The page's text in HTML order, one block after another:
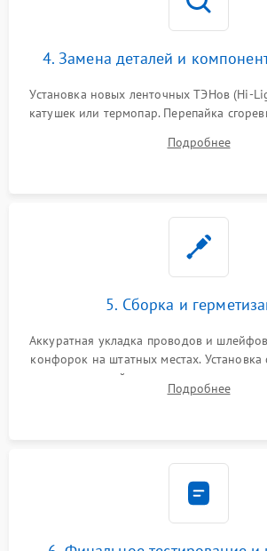
4. Замена деталей и
Установка новых ленточных ТЭНов (Hi-
катушек или термопар. Перепайка
дорожек. Очистка контактов и
Подробнее
5. Сборка и
Аккуратная укладка проводов и
конфорок на штатных местах. Установка
проверкой равномерности
термостойкого герметика или укладка
Подробнее